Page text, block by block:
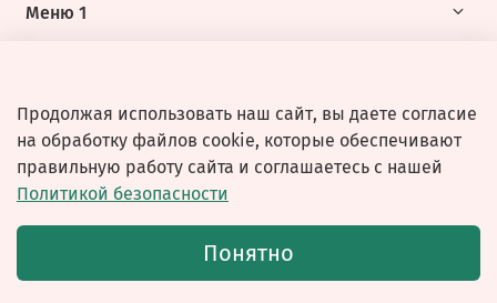
Меню 1
© 2026 Любое использование контента без письменного
Продолжая использовать наш сайт, вы даете согласие
на обработку файлов cookie, которые обеспечивают
правильную работу сайта и соглашаетесь с нашей
Политикой безопасности
Понятно